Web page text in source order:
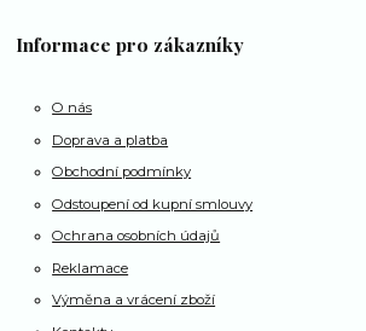
Informace pro zákazníky
O nás
Doprava a platba
Obchodní podmínky
Odstoupení od kupní smlouvy
Ochrana osobních údajů
Reklamace
Výměna a vrácení zboží